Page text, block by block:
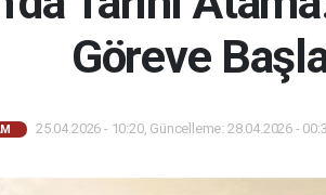
Göreve
25.04.2026 - 10:20, Güncelleme: 28.04.2026 -